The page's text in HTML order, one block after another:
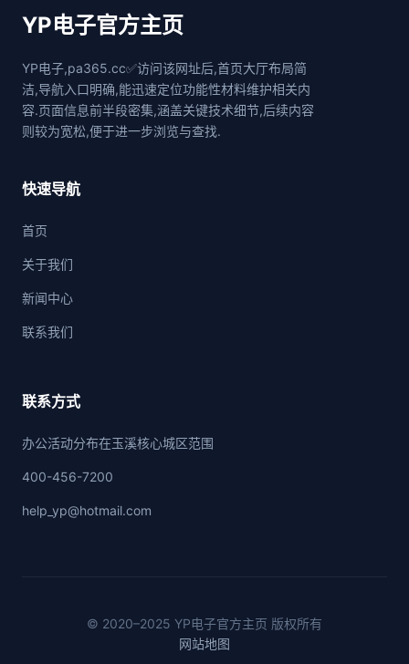
YP电子官方主页
YP电子,pa365.cc✅访问该网址后,首页大厅布局简
洁,导航入口明确,能迅速定位功能性材料维护相关内
容.页面信息前半段密集,涵盖关键技术细节,后续内容
则较为宽松,便于进一步浏览与查找.
快速导航
首页
关于我们
新闻中心
联系我们
联系方式
办公活动分布在玉溪核心城区范围
400-456-7200
help_yp@hotmail.com
© 2020–2025 YP电子官方主页 版权所有
网站地图